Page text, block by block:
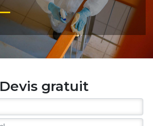
Devis gratuit